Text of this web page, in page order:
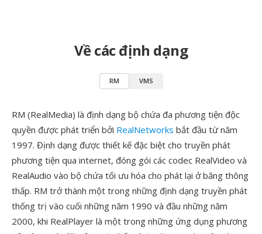
Về các định dạng
RM VMS
RM (RealMedia) là định dạng bộ chứa đa phương tiện độc
quyền được phát triển bởi RealNetworks bắt đầu từ năm
1997. Định dạng được thiết kế đặc biệt cho truyền phát
phương tiện qua internet, đóng gói các codec RealVideo và
RealAudio vào bộ chứa tối ưu hóa cho phát lại ở băng thông
thấp. RM trở thành một trong những định dạng truyền phát
thống trị vào cuối những năm 1990 và đầu những năm
2000, khi RealPlayer là một trong những ứng dụng phương